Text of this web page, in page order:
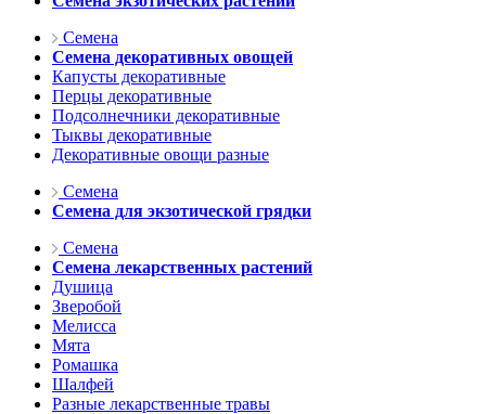
Семена
Семена декоративных овощей
Капусты декоративные
Перцы декоративные
Подсолнечники декоративные
Тыквы декоративные
Декоративные овощи разные
Семена
Семена для экзотической грядки
Семена
Семена лекарственных растений
Душица
Зверобой
Мелисса
Мята
Ромашка
Шалфей
Разные лекарственные травы